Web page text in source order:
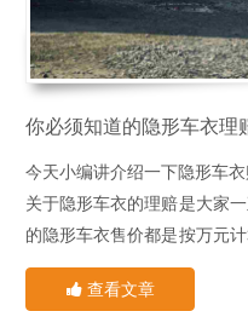
行业内的汽车贴膜专家，他
员。三分膜七分贴，技术人
质量。
专业施工环境：XPEL中国1
施工作业。
授权正品专营：XPEL中国1
时，拥有专业的隔热膜和隐
膜和隐形车衣的优劣。
XPEL
24小时服务
你必须知道的隐形车衣理
今天小编讲介绍一下隐形车
关于隐形车衣的理赔是大家
的隐形车衣售价都是按万元
漆面免受伤害的，拥有良好
人也是越来越多！并且只是
首先，隐形车衣是在保险公
疑，而根据保险公司理赔范
查看文章